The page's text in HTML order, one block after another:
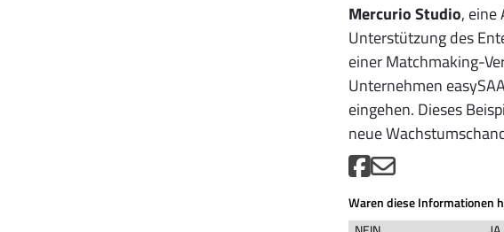
Mercurio Studio,
Unterstützung des
einer Matchmaking-
Unternehmen
eingehen. Dieses
neue
Waren diese Informationen